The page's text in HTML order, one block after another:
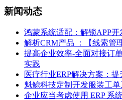
新闻动态
鸿蒙系统适配：解锁APP开
解析CRM产品 ：【线索管理
提高企业效率-全面对接订
实践
医疗行业ERP解决方案：
魁鲸科技定制开发服装工
企业应当考虑使用 ERP 系